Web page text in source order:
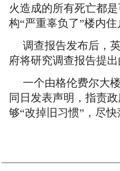
火造成的所有死亡都
构“严重辜负了”楼内住
调查报告发布后，
府将研究调查报告提
一个由格伦费尔大
同日发表声明，指责
够“改掉旧习惯”，尽快